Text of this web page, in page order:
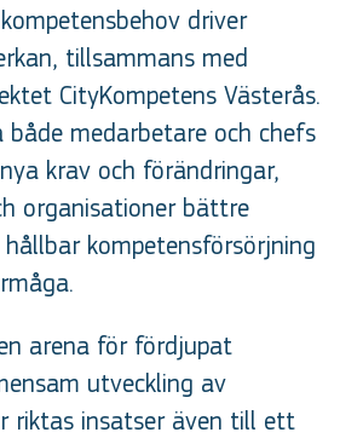
driver
tillsammans med
CityKompetens Västerås.
medarbetare och chefs
krav och förändringar,
organisationer bättre
kompetensförsörjning
arena för fördjupat
utveckling av
riktas insatser även till ett